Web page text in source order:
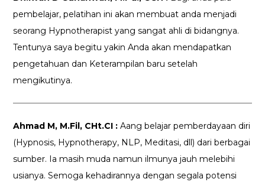
pembelajar, pelatihan ini akan membuat anda menjadi
seorang Hypnotherapist yang sangat ahli di bidangnya.
Tentunya saya begitu yakin Anda akan mendapatkan
pengetahuan dan Keterampilan baru setelah
mengikutinya.
Ahmad M, M.Fil, CHt.CI : Aang belajar pemberdayaan diri
(Hypnosis, Hypnotherapy, NLP, Meditasi, dll) dari berbagai
sumber. Ia masih muda namun ilmunya jauh melebihi
usianya. Semoga kehadirannya dengan segala potensi